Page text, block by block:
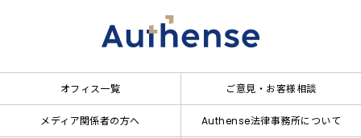
オフィス一覧 ご意見・お客様相談
メディア関係者の方へ Authense法律事務所について